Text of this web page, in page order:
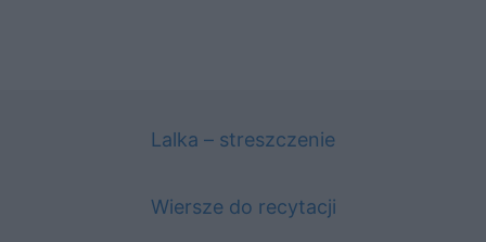
Lalka – streszczenie
Wiersze do recytacji